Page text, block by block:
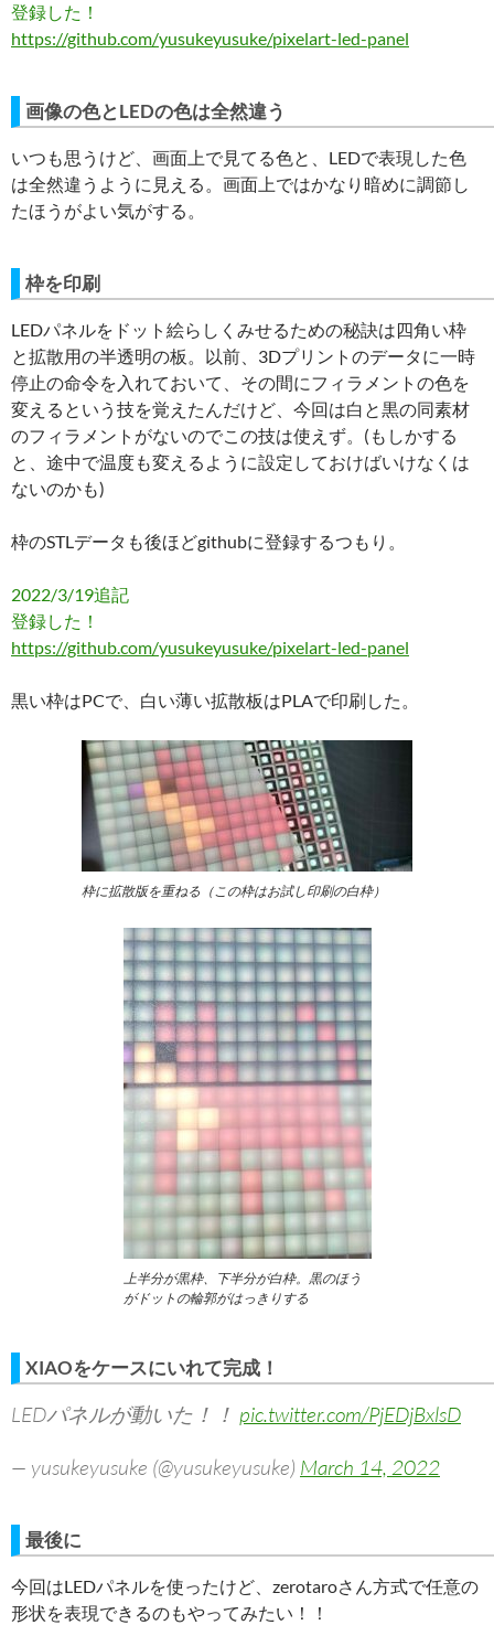
登録した！
https://github.com/yusukeyusuke/pixelart-led-panel
画像の色とLEDの色は全然違う
いつも思うけど、画面上で見てる色と、LEDで表現した色
は全然違うように見える。画面上ではかなり暗めに調節し
たほうがよい気がする。
枠を印刷
LEDパネルをドット絵らしくみせるための秘訣は四角い枠
と拡散用の半透明の板。以前、3Dプリントのデータに一時
停止の命令を入れておいて、その間にフィラメントの色を
変えるという技を覚えたんだけど、今回は白と黒の同素材
のフィラメントがないのでこの技は使えず。(もしかする
と、途中で温度も変えるように設定しておけばいけなくは
ないのかも)
枠のSTLデータも後ほどgithubに登録するつもり。
2022/3/19追記
登録した！
https://github.com/yusukeyusuke/pixelart-led-panel
黒い枠はPCで、白い薄い拡散板はPLAで印刷した。
枠に拡散版を重ねる（この枠はお試し印刷の白枠）
上半分が黒枠、下半分が白枠。黒のほう
がドットの輪郭がはっきりする
XIAOをケースにいれて完成！
LEDパネルが動いた！！ pic.twitter.com/PjEDjBxlsD
— yusukeyusuke (@yusukeyusuke) March 14, 2022
最後に
今回はLEDパネルを使ったけど、zerotaroさん方式で任意の
形状を表現できるのもやってみたい！！